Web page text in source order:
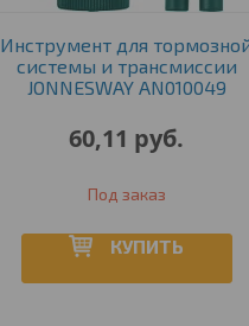
Инструмент для
системы и трансмиссии
JONNESWAY AN010049
60,11 руб.
Под заказ
КУПИТЬ